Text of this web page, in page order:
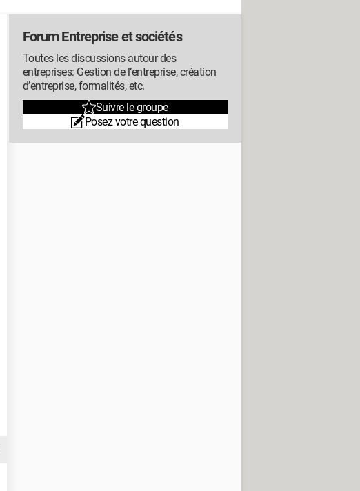
Forum Entreprise et sociétés
Toutes les discussions autour des
entreprises: Gestion de l’entreprise, création
d’entreprise, formalités, etc.
Suivre le groupe
Posez votre question